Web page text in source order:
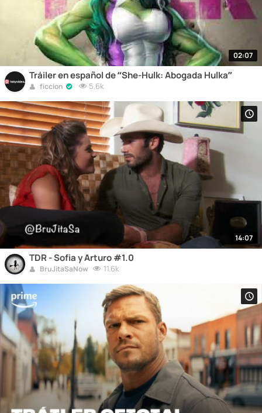
02:07
Tráiler en español de “She-Hulk: Abogada Hulka”
ficcion 5.6k
14:07
TDR - Sofia y Arturo #1.0
BruJitaSaNow 11.6k